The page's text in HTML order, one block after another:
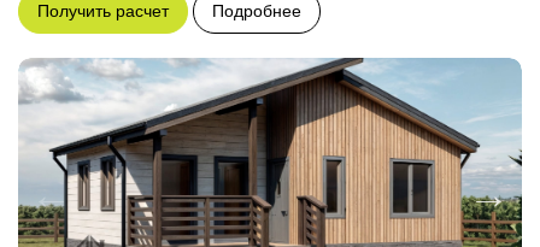
Получить расчет Подробнее